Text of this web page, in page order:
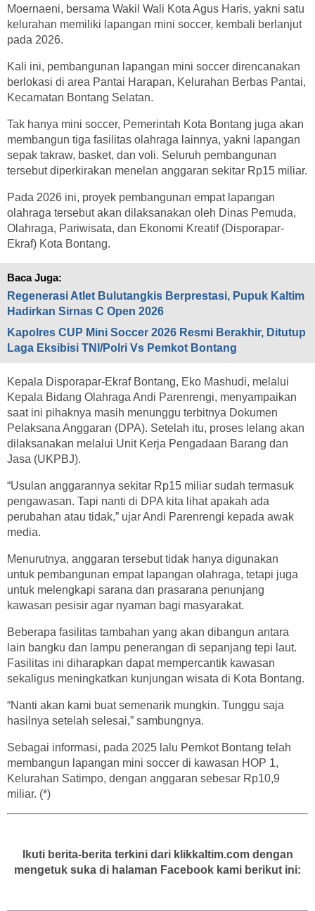
Moernaeni, bersama Wakil Wali Kota Agus Haris, yakni satu
kelurahan memiliki lapangan mini soccer, kembali berlanjut
pada 2026.
Kali ini, pembangunan lapangan mini soccer direncanakan
berlokasi di area Pantai Harapan, Kelurahan Berbas Pantai,
Kecamatan Bontang Selatan.
Tak hanya mini soccer, Pemerintah Kota Bontang juga akan
membangun tiga fasilitas olahraga lainnya, yakni lapangan
sepak takraw, basket, dan voli. Seluruh pembangunan
tersebut diperkirakan menelan anggaran sekitar Rp15 miliar.
Pada 2026 ini, proyek pembangunan empat lapangan
olahraga tersebut akan dilaksanakan oleh Dinas Pemuda,
Olahraga, Pariwisata, dan Ekonomi Kreatif (Disporapar-
Ekraf) Kota Bontang.
Baca Juga:
Regenerasi Atlet Bulutangkis Berprestasi, Pupuk Kaltim
Hadirkan Sirnas C Open 2026
Kapolres CUP Mini Soccer 2026 Resmi Berakhir, Ditutup
Laga Eksibisi TNI/Polri Vs Pemkot Bontang
Kepala Disporapar-Ekraf Bontang, Eko Mashudi, melalui
Kepala Bidang Olahraga Andi Parenrengi, menyampaikan
saat ini pihaknya masih menunggu terbitnya Dokumen
Pelaksana Anggaran (DPA). Setelah itu, proses lelang akan
dilaksanakan melalui Unit Kerja Pengadaan Barang dan
Jasa (UKPBJ).
“Usulan anggarannya sekitar Rp15 miliar sudah termasuk
pengawasan. Tapi nanti di DPA kita lihat apakah ada
perubahan atau tidak,” ujar Andi Parenrengi kepada awak
media.
Menurutnya, anggaran tersebut tidak hanya digunakan
untuk pembangunan empat lapangan olahraga, tetapi juga
untuk melengkapi sarana dan prasarana penunjang
kawasan pesisir agar nyaman bagi masyarakat.
Beberapa fasilitas tambahan yang akan dibangun antara
lain bangku dan lampu penerangan di sepanjang tepi laut.
Fasilitas ini diharapkan dapat mempercantik kawasan
sekaligus meningkatkan kunjungan wisata di Kota Bontang.
“Nanti akan kami buat semenarik mungkin. Tunggu saja
hasilnya setelah selesai,” sambungnya.
Sebagai informasi, pada 2025 lalu Pemkot Bontang telah
membangun lapangan mini soccer di kawasan HOP 1,
Kelurahan Satimpo, dengan anggaran sebesar Rp10,9
miliar. (*)
Ikuti berita-berita terkini dari klikkaltim.com dengan
mengetuk suka di halaman Facebook kami berikut ini: